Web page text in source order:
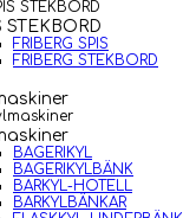
STEKBORD
FRIBERG SPIS
FRIBERG STEKBORD
BAGERIKYL
BAGERIKYLBÄNK
BARKYL-HOTELL
BARKYLBÄNKAR